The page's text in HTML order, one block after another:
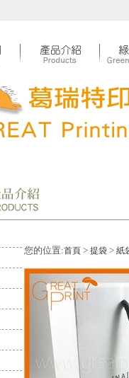
您的位置:首頁 > 提袋 > 紙